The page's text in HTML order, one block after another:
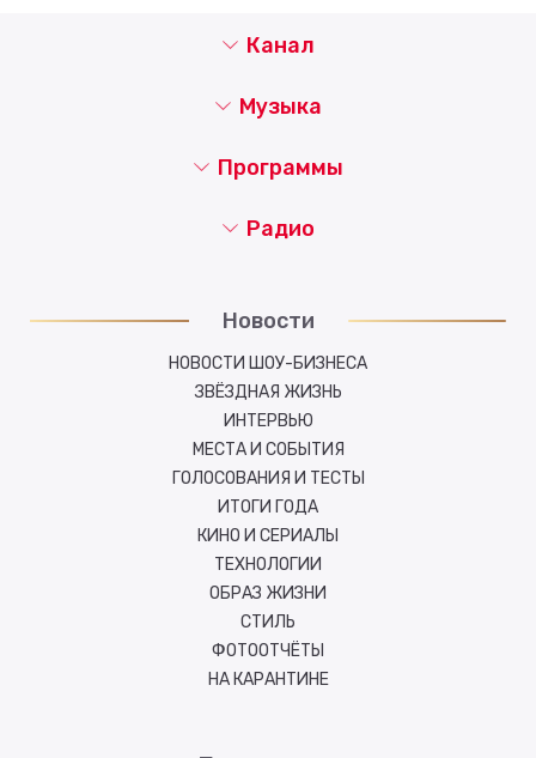
Канал
Музыка
Новости
НОВОСТИ ШОУ-БИЗНЕСА
ЗВЁЗДНАЯ ЖИЗНЬ
ИНТЕРВЬЮ
МЕСТА И СОБЫТИЯ
ГОЛОСОВАНИЯ И ТЕСТЫ
ИТОГИ ГОДА
КИНО И СЕРИАЛЫ
ТЕХНОЛОГИИ
ОБРАЗ ЖИЗНИ
СТИЛЬ
ФОТООТЧЁТЫ
НА КАРАНТИНЕ
Программы
Радио